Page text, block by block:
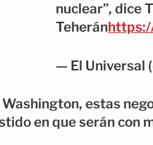
nuclear”, dice
Teherán
— El Universal
estas
en que serán con